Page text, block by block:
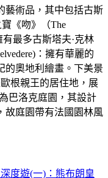
藝術品，其中包括古斯
《吻》（The
最多古斯塔夫·克林
：擁有華麗的
的奧地利繪畫。下美景
根親王的居住地，展
巴洛克庭園，其設計
故庭園帶有法國園林風
度遊(一)：熊布朗皇